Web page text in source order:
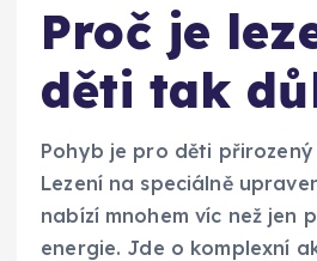
Proč je
děti tak
Pohyb je pro děti
Lezení na speciálně
nabízí mnohem víc než jen
energie. Jde o komplexní